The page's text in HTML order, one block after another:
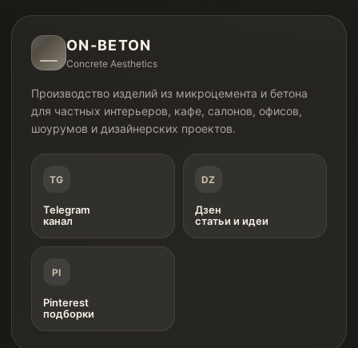
ON-BETON
Concrete Aesthetics
Производство изделий из микроцемента и бетона
для частных интерьеров, кафе, салонов, офисов,
шоурумов и дизайнерских проектов.
TG
Telegram
канал
DZ
Дзен
статьи и идеи
PI
Pinterest
подборки